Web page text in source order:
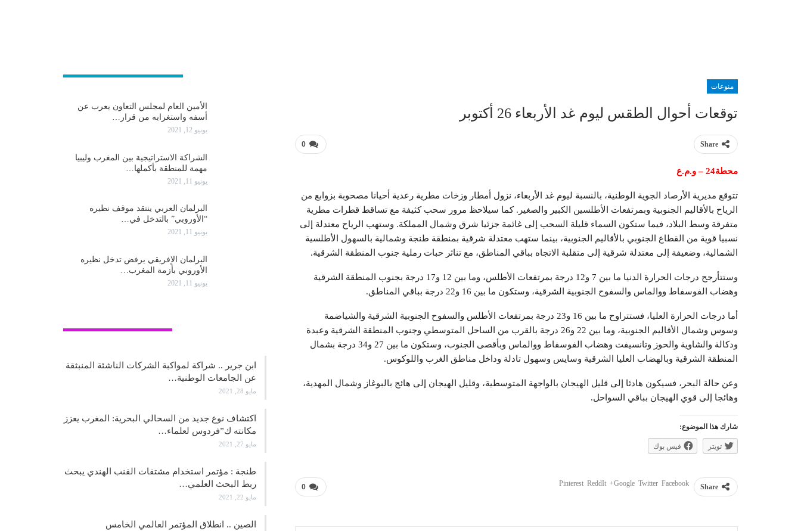
منوعات
توقعات أحوال الطقس ليوم غد الأربعاء 26 أكتوبر
0 Share
محطة24 – و.م.ع
تتوقع مديرية الأرصاد الجوية الوطنية، بالنسبة ليوم غد الأربعاء، نزول أمطار وزخات مطرية رعدية أحيانا مصحوبة بزوابع من
الرياح بالأقاليم الجنوبية وبمرتفعات الأطلسين الكبير والصغير. كما سيلاحظ مرور سحب كثيفة مع تساقط قطرات مطرية
متفرقة وسط البلاد، فيما ستكون السماء قليلة السحب إلى غائمة جزئيا شرق وشمال المملكة. وستهب الرياح معتدلة إلى
نسبيا قوية من القطاع الجنوبي بالأقاليم الجنوبية، بينما ستهب معتدلة شرقية بمنطقة طنجة وشمالية بالسهول الأطلسية
الشمالية، وضعيفة إلى معتدلة شرقية إلى متقلبة الاتجاه بباقي المناطق، مع تناثر حبات رملية جنوب المنطقة الشرقية.
وستتأرجح درجات الحرارة الدنيا ما بين 7 و12 درجة بمرتفعات الأطلس، وما بين 12 و17 درجة بجنوب المنطقة الشرقية
وهضاب الفوسفاط ووالماس والسفوح الجنوبية الشرقية، وستكون ما بين 16 و22 درجة بباقي المناطق.
أما درجات الحرارة العليا، فستتراوح ما بين 16 و23 درجة بمرتفعات الأطلس والسفوح الجنوبية الشرقية والشياضمة
وسوس وشمال الأقاليم الجنوبية، وما بين 22 و26 درجة بالقرب من الساحل المتوسطي وجنوب المنطقة الشرقية وعبدة
ودكالة والشاوية والحوز وتانسيفت وهضاب الفوسفاط ووالماس وبأقصى الجنوب، وستكون ما بين 27 و34 درجة بشمال
المنطقة الشرقية وبالهضاب العليا الشرقية وسايس وسهول تادلة وداخل مناطق الغرب واللوكوس.
وعن حالة البحر، فسيكون هادئا إلى قليل الهيجان بالواجهة المتوسطية، وقليل الهيجان إلى هائج بالبوغاز وشمال المهدية،
وهائجا إلى قوي الهيجان بباقي السواحل.
شارك هذا الموضوع:
تويتر فيس بوك
0 Share
Facebook
Twitter
Google+
ReddIt
Pinterest
الأمين العام لمجلس التعاون يعرب عن
أسفه واستغرابه من قرار…
يونيو 12, 2021
الشراكة الاستراتيجية بين المغرب وليبيا
مهمة للمنطقة بأكملها…
يونيو 11, 2021
البرلمان العربي ينتقد موقف نظيره
“الأوروبي” بالتدخل في…
يونيو 11, 2021
البرلمان الإفريقي يرفض تدخل نظيره
الأوروبي بأزمة المغرب…
يونيو 11, 2021
ابن جرير .. شراكة لمواكبة الشركات الناشئة المنبثقة
عن الجامعات الوطنية…
مايو 28, 2021
اكتشاف نوع جديد من السحالي البحرية: المغرب يعزز
مكانته ك”فردوس لعلماء…
مايو 27, 2021
طنجة : مؤتمر استخدام مشتقات القنب الهندي يبحث
ربط البحث العلمي…
مايو 22, 2021
الصين .. انطلاق المؤتمر العالمي الخامس